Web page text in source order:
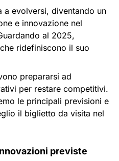
a evolversi, diventando un
e innovazione nel
al 2025,
ridefiniscono il suo
prepararsi ad
per restare competitivi.
le principali previsioni e
il biglietto da visita nel
previste